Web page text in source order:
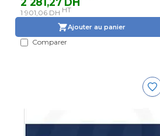
1 901,06 DH HT
Ajouter au panier
Comparer